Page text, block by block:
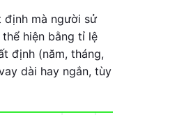
định mà người sử
hiện bằng tỉ lệ
định (năm, tháng,
dài hay ngắn, tùy